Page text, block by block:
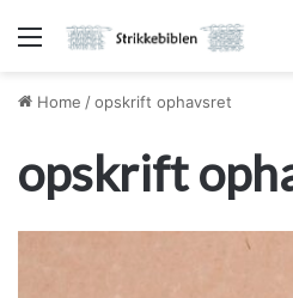
Menu
Home /opskrift ophavsret
opskrift